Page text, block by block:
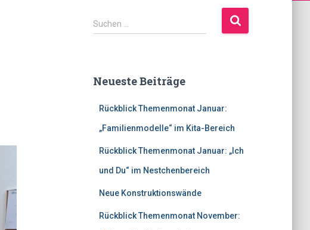
S
u
n
Suchen …
Neueste Beiträge
Rückblick Themenmonat Januar:
„Familienmodelle“ im Kita-Bereich
Rückblick Themenmonat Januar: „Ich
und Du“ im Nestchenbereich
Neue Konstruktionswände
Rückblick Themenmonat November: